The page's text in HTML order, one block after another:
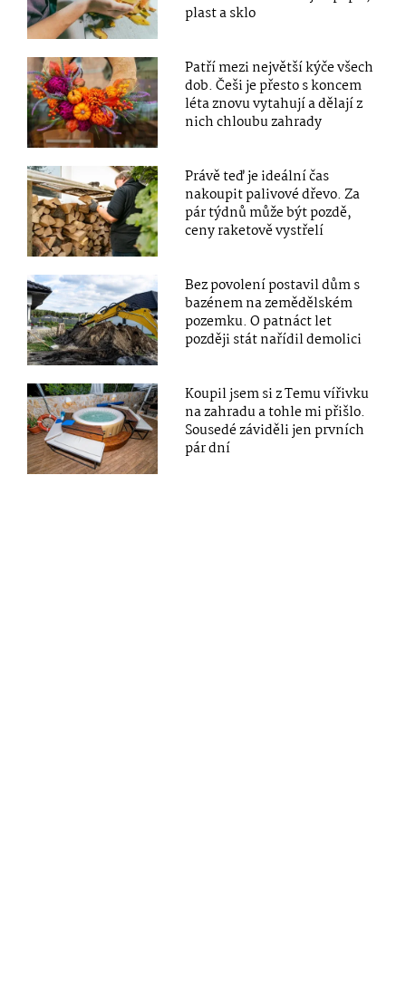
plast a sklo
Patří mezi největší kýče všech
dob. Češi je přesto s koncem
léta znovu vytahují a dělají z
nich chloubu zahrady
Právě teď je ideální čas
nakoupit palivové dřevo. Za
pár týdnů může být pozdě,
ceny raketově vystřelí
Bez povolení postavil dům s
bazénem na zemědělském
pozemku. O patnáct let
později stát nařídil demolici
Koupil jsem si z Temu vířivku
na zahradu a tohle mi přišlo.
Sousedé záviděli jen prvních
pár dní